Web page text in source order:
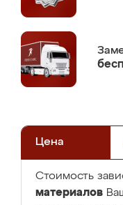
Цена
Стоимость
материалов